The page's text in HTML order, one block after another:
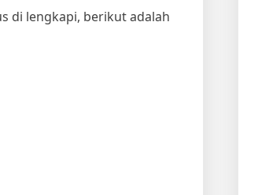
di lengkapi, berikut adalah